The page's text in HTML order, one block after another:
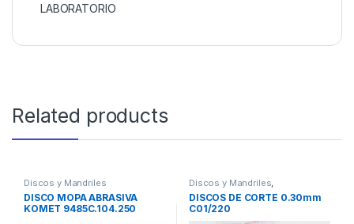
LABORATORIO
Related products
Discos y Mandriles
DISCO MOPA ABRASIVA
KOMET 9485C.104.250
Discos y Mandriles
LABORATORIO
DISCOS DE CORTE 0.30mm
C01/220